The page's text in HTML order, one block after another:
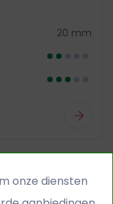
onze diensten
20 mm